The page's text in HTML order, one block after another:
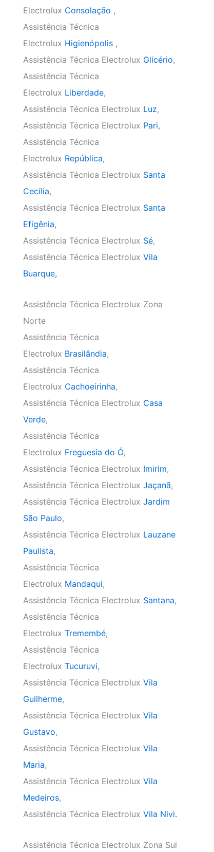
Electrolux Consolação ,
Assistência Técnica
Electrolux Higienópolis ,
Assistência Técnica Electrolux Glicério,
Assistência Técnica
Electrolux Liberdade,
Assistência Técnica Electrolux Luz,
Assistência Técnica Electrolux Pari,
Assistência Técnica
Electrolux República,
Assistência Técnica Electrolux Santa
Cecília,
Assistência Técnica Electrolux Santa
Efigênia,
Assistência Técnica Electrolux Sé,
Assistência Técnica Electrolux Vila
Buarque,
Assistência Técnica Electrolux Zona
Norte
Assistência Técnica
Electrolux Brasilândia,
Assistência Técnica
Electrolux Cachoeirinha,
Assistência Técnica Electrolux Casa
Verde,
Assistência Técnica
Electrolux Freguesia do Ó,
Assistência Técnica Electrolux Imirim,
Assistência Técnica Electrolux Jaçanã,
Assistência Técnica Electrolux Jardim
São Paulo,
Assistência Técnica Electrolux Lauzane
Paulista,
Assistência Técnica
Electrolux Mandaqui,
Assistência Técnica Electrolux Santana,
Assistência Técnica
Electrolux Tremembé,
Assistência Técnica
Electrolux Tucuruvi,
Assistência Técnica Electrolux Vila
Guilherme,
Assistência Técnica Electrolux Vila
Gustavo,
Assistência Técnica Electrolux Vila
Maria,
Assistência Técnica Electrolux Vila
Medeiros,
Assistência Técnica Electrolux Vila Nivi.
Assistência Técnica Electrolux Zona Sul